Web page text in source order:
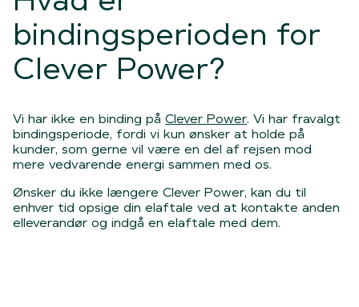
bindingsperioden for
Clever Power?
Vi har ikke en binding på Clever Power. Vi har fravalgt
bindingsperiode, fordi vi kun ønsker at holde på
kunder, som gerne vil være en del af rejsen mod
mere vedvarende energi sammen med os.
Ønsker du ikke længere Clever Power, kan du til
enhver tid opsige din elaftale ved at kontakte anden
elleverandør og indgå en elaftale med dem.